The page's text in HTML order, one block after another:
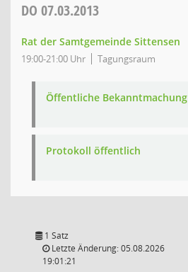
DO 07.03.2013
Rat der Samtgemeinde Sittensen
19:00-21:00 Uhr Tagungsraum
Öffentliche Bekanntmachung
Protokoll öffentlich
1 Satz
Letzte Änderung: 05.08.2026
19:01:21